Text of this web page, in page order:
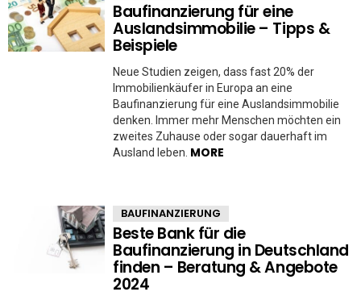
Baufinanzierung für eine
Auslandsimmobilie – Tipps &
Beispiele
Neue Studien zeigen, dass fast 20% der
Immobilienkäufer in Europa an eine
Baufinanzierung für eine Auslandsimmobilie
denken. Immer mehr Menschen möchten ein
zweites Zuhause oder sogar dauerhaft im
Ausland leben. MORE
BAUFINANZIERUNG
Beste Bank für die
Baufinanzierung in Deutschland
finden – Beratung & Angebote
2024